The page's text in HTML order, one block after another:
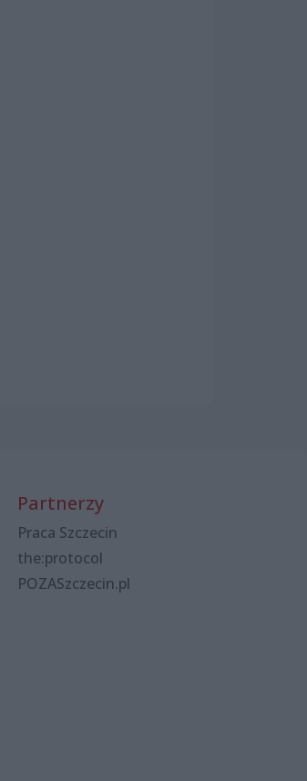
Partnerzy
Praca Szczecin
the:protocol
POZASzczecin.pl